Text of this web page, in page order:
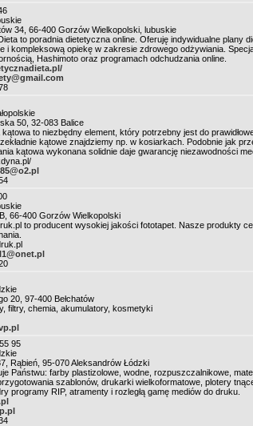
34, 66-400 Gorzów Wielkopolski, lubuskie
to poradnia dietetyczna online. Oferuję indywidualne plany
i kompleksową opiekę w zakresie zdrowego odżywiania.
Hashimoto oraz programach odchudzania online.
50, 32-083 Balice
kątowa to niezbędny element, który potrzebny jest do
kątowe znajdziemy np. w kosiarkach. Podobnie jak
kątowa wykonana solidnie daje gwarancję niezawodności
66-400 Gorzów Wielkopolski
to producent wysokiej jakości fototapet. Nasze produkty
20, 97-400 Bełchatów
filtry, chemia, akumulatory, kosmetyki
95
Rąbień, 95-070 Aleksandrów Łódzki
Państwu: farby plastizolowe, wodne, rozpuszczalnikowe,
szablonów, drukarki wielkoformatowe, plotery
programy RIP, atramenty i rozległą gamę mediów do druku.